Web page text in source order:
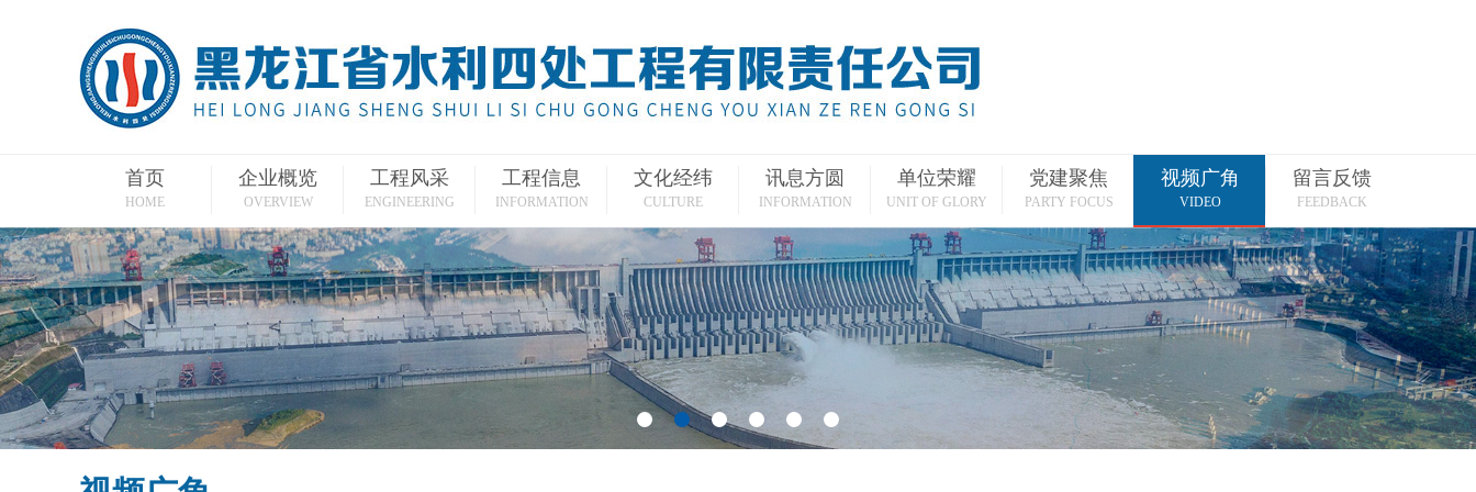
首页
HOME
企业概览
OVERVIEW
工程风采
ENGINEERING
工程信息
INFORMATION
文化经纬
CULTURE
讯息方圆
INFORMATION
单位荣耀
UNIT OF GLORY
党建聚焦
PARTY FOCUS
视频广角
VIDEO
留言反馈
FEEDBACK